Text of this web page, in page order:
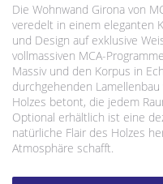
Die Wohnwand Girona von
veredelt in einem eleganten
und Design auf exklusive
vollmassiven MCA-
Massiv und den Korpus in
durchgehenden
Holzes betont, die jedem
Optional erhältlich ist eine
natürliche Flair des Holzes
Atmosphäre schafft.